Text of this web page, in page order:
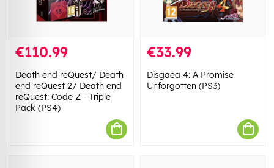
€110.99
Death end reQuest/ Death
end reQuest 2/ Death end
reQuest: Code Z - Triple
Pack (PS4)
€33.99
Disgaea 4: A Promise
Unforgotten (PS3)